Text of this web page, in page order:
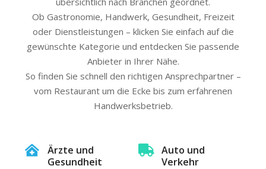
Ob Gastronomie, Handwerk, Gesundheit, Freizeit
oder Dienstleistungen – klicken Sie einfach auf die
gewünschte Kategorie und entdecken Sie passende
Anbieter in Ihrer Nähe.
So finden Sie schnell den richtigen Ansprechpartner –
vom Restaurant um die Ecke bis zum erfahrenen
Handwerksbetrieb.
Ärzte und
Gesundheit
Auto und
Verkehr